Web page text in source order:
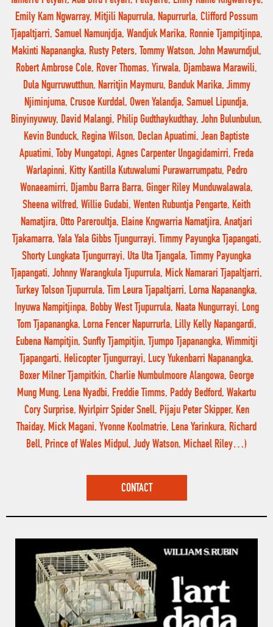
Emily Kam Ngwarray, Mitjili Napurrula, Napurrurla, Clifford Possum
Tjapaltjarri, Samuel Namunjdja, Wandjuk Marika, Ronnie Tjampitjinpa,
Makinti Napanangka, Rusty Peters, Tommy Watson, John Mawurndjul,
Robert Ambrose Cole, Rover Thomas, Yirwala, Djambawa Marawili,
Dula Ngurruwutthun, Narritjin Maymuru, Banduk Marika, Jimmy
Njiminjuma, Crusoe Kurddal, Owen Yalandja, Samuel Lipundja,
Binyinyuwuy, David Malangi, Philip Gudthaykudthay, John Bulunbulun,
Kevin Bunduck, Regina Wilson, Declan Apuatimi, Jean Baptiste
Apuatimi, Toby Mungatopi, Agnes Carpenter Ungagidamirri, Freda
Warlapinni, Kitty Kantilla Kutuwalumi Purawarrumpatu, Pedro
Wonaeamirri, Djambu Barra Barra, Ginger Riley Munduwalawala,
Sheena wilfred, Willie Gudabi, Wenten Rubuntja Pengarte, Keith
Namatjira, Otto Pareroultja, Elaine Kngwarria Namatjira, Anatjari
Tjakamarra, Yala Yala Gibbs Tjungurrayi, Timmy Payungka Tjapangati,
Shorty Lungkata Tjungurrayi, Uta Uta Tjangala, Timmy Payungka
Tjapangati, Johnny Warangkula Tjupurrula, Mick Namarari Tjapaltjarri,
Turkey Tolson Tjupurrula, Tim Leura Tjapaltjarri, Lorna Napanangka,
Inyuwa Nampitjinpa, Bobby West Tjupurrula, Naata Nungurrayi, Long
Tom Tjapanangka, Lorna Fencer Napurrurla, Lilly Kelly Napangardi,
Eubena Nampitjin, Sunfly Tjampitjin, Tjumpo Tjapanangka, Wimmitji
Tjapangarti, Helicopter Tjungurrayi, Lucy Yukenbarri Napanangka,
Boxer Milner Tjampitkin, Charlie Numbulmoore Alangowa, George
Mung Mung, Lena Nyadbi, Freddie Timms, Paddy Bedford, Wakartu
Cory Surprise, Nyirlpirr Spider Snell, Pijaju Peter Skipper, Ken
Thaiday, Mick Magani, Yvonne Koolmatrie, Lena Yarinkura, Richard
Bell, Prince of Wales Midpul, Judy Watson, Michael Riley…)
CONTACT